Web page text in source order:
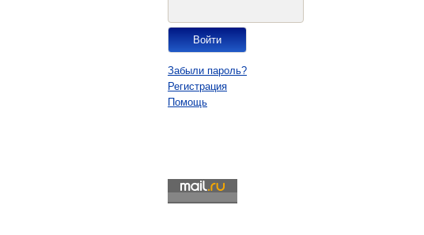
Забыли пароль?
Регистрация
Помощь